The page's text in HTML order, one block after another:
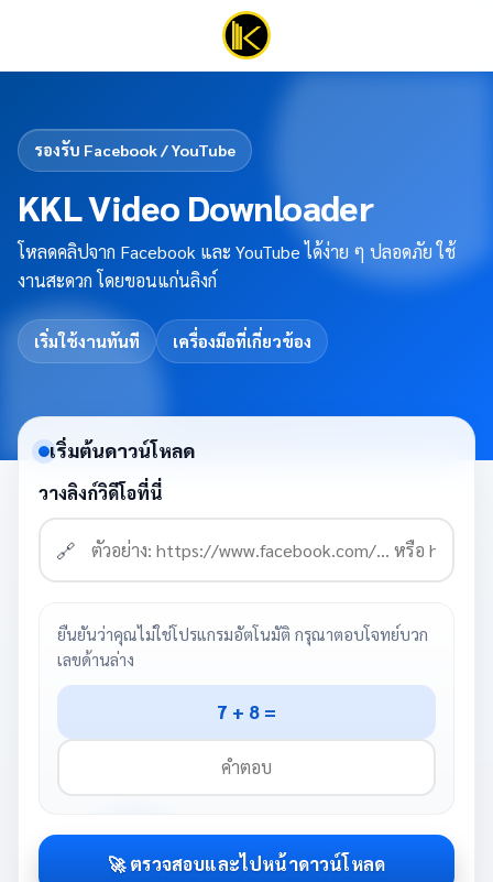
รองรับ Facebook / YouTube
KKL Video Downloader
โหลดคลิปจาก Facebook และ YouTube ได้ง่าย ๆ ปลอดภัย ใช้
งานสะดวก โดยขอนแก่นลิงก์
เริ่มใช้งานทันที เครื่องมือที่เกี่ยวข้อง
เริ่มต้นดาวน์โหลด
วางลิงก์วิดีโอที่นี่
🔗
ยืนยันว่าคุณไม่ใช่โปรแกรมอัตโนมัติ กรุณาตอบโจทย์บวก
เลขด้านล่าง
7 + 8 =
🚀 ตรวจสอบและไปหน้าดาวน์โหลด